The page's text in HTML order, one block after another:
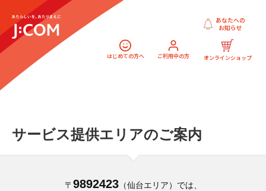
はじめての方へ ご利用中の方 オンラインショップ
あなたへの
お知らせ
サービス提供エリアのご案内
〒 9892423（仙台エリア）では、